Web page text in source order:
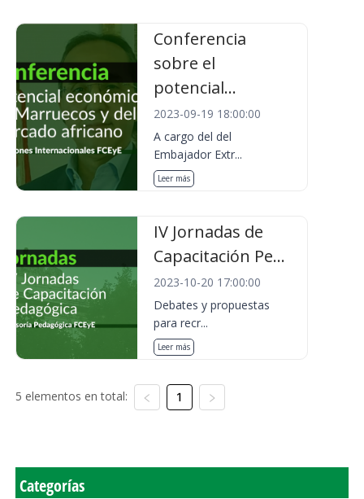
Conferencia
sobre el
potencial...
2023-09-19 18:00:00
A cargo del del
Embajador Extr...
Leer más
IV Jornadas de
Capacitación Pe...
2023-10-20 17:00:00
Debates y propuestas
para recr...
Leer más
5 elementos en total: 1
Categorías